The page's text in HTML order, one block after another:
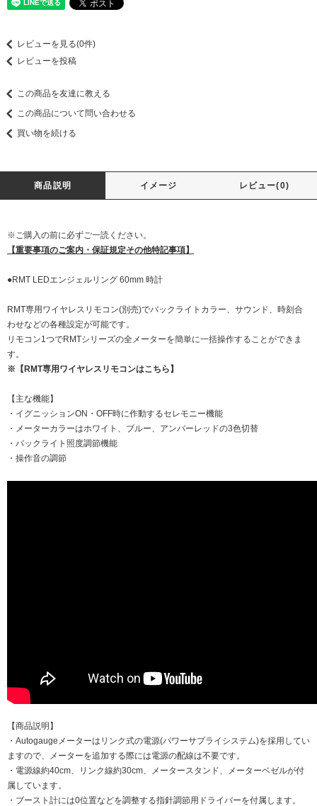
レビューを見る(0件)
レビューを投稿
この商品を友達に教える
この商品について問い合わせる
買い物を続ける
商品説明 イメージ レビュー(0)
※ご購入の前に必ずご一読ください。
【重要事項のご案内・保証規定その他特記事項】
●RMT LEDエンジェルリング 60mm 時計
RMT専用ワイヤレスリモコン(別売)でバックライトカラー、サウンド、時刻合
わせなどの各種設定が可能です。
リモコン1つでRMTシリーズの全メーターを簡単に一括操作することができま
す。
※【RMT専用ワイヤレスリモコンはこちら】
【主な機能】
・イグニッションON・OFF時に作動するセレモニー機能
・メーターカラーはホワイト、ブルー、アンバーレッドの3色切替
・バックライト照度調節機能
・操作音の調節
【商品説明】
・Autogaugeメーターはリンク式の電源(パワーサプライシステム)を採用してい
ますので、メーターを追加する際には電源の配線は不要です。
・電源線約40cm、リンク線約30cm、メータースタンド、メーターベゼルが付
属しています。
・ブースト計には0位置などを調整する指針調節用ドライバーを付属します。